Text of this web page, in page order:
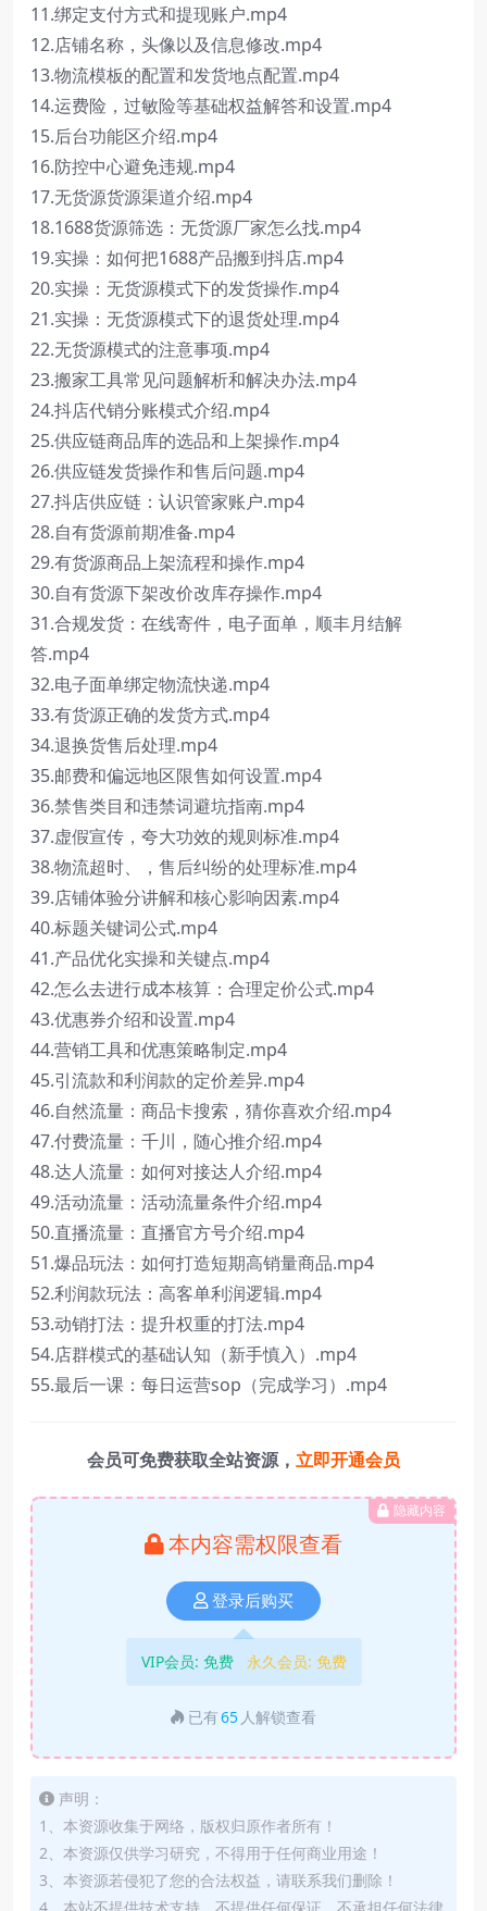
11.绑定支付方式和提现账户.mp4
12.店铺名称，头像以及信息修改.mp4
13.物流模板的配置和发货地点配置.mp4
14.运费险，过敏险等基础权益解答和设置.mp4
15.后台功能区介绍.mp4
16.防控中心避免违规.mp4
17.无货源货源渠道介绍.mp4
18.1688货源筛选：无货源厂家怎么找.mp4
19.实操：如何把1688产品搬到抖店.mp4
20.实操：无货源模式下的发货操作.mp4
21.实操：无货源模式下的退货处理.mp4
22.无货源模式的注意事项.mp4
23.搬家工具常见问题解析和解决办法.mp4
24.抖店代销分账模式介绍.mp4
25.供应链商品库的选品和上架操作.mp4
26.供应链发货操作和售后问题.mp4
27.抖店供应链：认识管家账户.mp4
28.自有货源前期准备.mp4
29.有货源商品上架流程和操作.mp4
30.自有货源下架改价改库存操作.mp4
31.合规发货：在线寄件，电子面单，顺丰月结解
答.mp4
32.电子面单绑定物流快递.mp4
33.有货源正确的发货方式.mp4
34.退换货售后处理.mp4
35.邮费和偏远地区限售如何设置.mp4
36.禁售类目和违禁词避坑指南.mp4
37.虚假宣传，夸大功效的规则标准.mp4
38.物流超时、，售后纠纷的处理标准.mp4
39.店铺体验分讲解和核心影响因素.mp4
40.标题关键词公式.mp4
41.产品优化实操和关键点.mp4
42.怎么去进行成本核算：合理定价公式.mp4
43.优惠券介绍和设置.mp4
44.营销工具和优惠策略制定.mp4
45.引流款和利润款的定价差异.mp4
46.自然流量：商品卡搜索，猜你喜欢介绍.mp4
47.付费流量：千川，随心推介绍.mp4
48.达人流量：如何对接达人介绍.mp4
49.活动流量：活动流量条件介绍.mp4
50.直播流量：直播官方号介绍.mp4
51.爆品玩法：如何打造短期高销量商品.mp4
52.利润款玩法：高客单利润逻辑.mp4
53.动销打法：提升权重的打法.mp4
54.店群模式的基础认知（新手慎入）.mp4
55.最后一课：每日运营sop（完成学习）.mp4
会员可免费获取全站资源， 立即开通会员
隐藏内容
本内容需权限查看
登录后购买
VIP会员: 免费 永久会员: 免费
已有65 人解锁查看
声明：
1、本资源收集于网络，版权归原作者所有！
2、本资源仅供学习研究，不得用于任何商业用途！
3、本资源若侵犯了您的合法权益，请联系我们删除！